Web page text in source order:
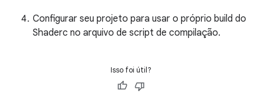
Configurar seu projeto para usar o próprio build do
Shaderc no arquivo de script de compilação.
Isso foi útil?